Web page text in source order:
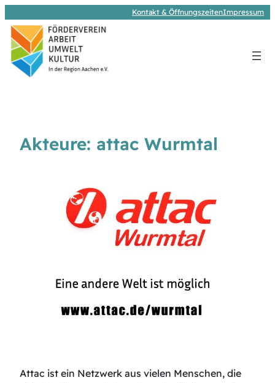
Kontakt & ÖffnungszeitenImpressum
Akteure: attac Wurmtal
Attac ist ein Netzwerk aus vielen Menschen, die